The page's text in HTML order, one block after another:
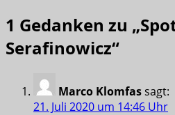
1 Gedanken zu „
Serafinowicz“
Marco Klomfassagt:
21. Juli 2020 um 14:46 Uhr